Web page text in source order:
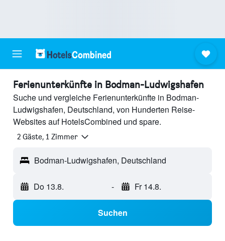
Ferienunterkünfte in Bodman-Ludwigshafen
Suche und vergleiche Ferienunterkünfte in Bodman-
Ludwigshafen, Deutschland, von Hunderten Reise-
Websites auf HotelsCombined und spare.
2 Gäste, 1 Zimmer
Bodman-Ludwigshafen, Deutschland
Do 13.8. - Fr 14.8.
Suchen